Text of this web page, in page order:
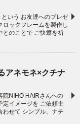
いう お友達へのプレゼ
ロックフレームを製作し
とのことで ご快癒を祈
アネモネ×クチナ
院NIHO HAIRさんへの
定イメージを ご依頼主
わせて シンプル、ナチ